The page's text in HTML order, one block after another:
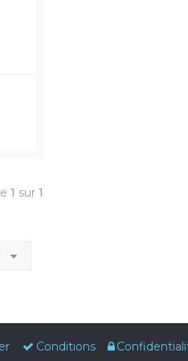
1 sur1
Conditions